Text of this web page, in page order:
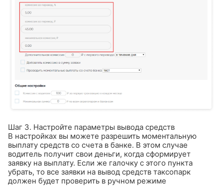
Шаг 3. Настройте параметры вывода средств
В настройках вы можете разрешить моментальную
выплату средств со счета в банке. В этом случае
водитель получит свои деньги, когда сформирует
заявку на выплату. Если же галочку с этого пункта
убрать, то все заявки на вывод средств таксопарк
должен будет проверить в ручном режиме